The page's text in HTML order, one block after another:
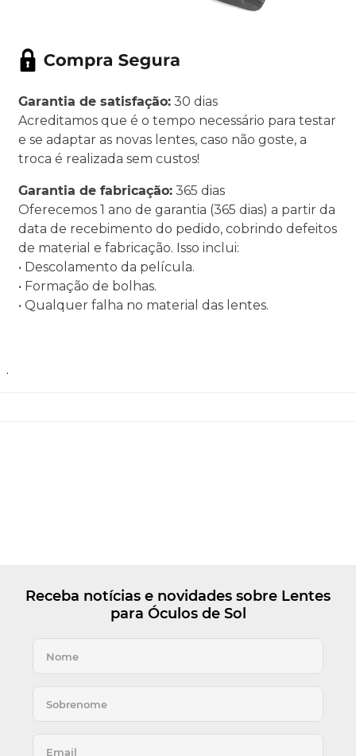
Garantia de satisfação: 30 dias
Acreditamos que é o tempo necessário para testar
e se adaptar as novas lentes, caso não goste, a
troca é realizada sem custos!
Garantia de fabricação: 365 dias
Oferecemos 1 ano de garantia (365 dias) a partir da
data de recebimento do pedido, cobrindo defeitos
de material e fabricação. Isso inclui:
• Descolamento da película.
• Formação de bolhas.
• Qualquer falha no material das lentes.
.
Receba notícias e novidades sobre Lentes
para Óculos de Sol